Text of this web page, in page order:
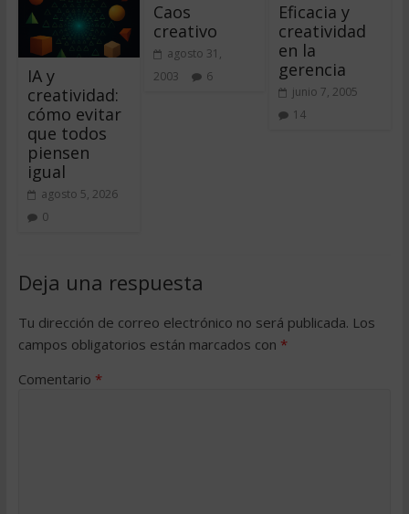
IA y
creatividad:
cómo evitar
que todos
piensen
igual
agosto 5, 2026
0
Caos
creativo
agosto 31,
2003
6
Eficacia y
creatividad
en la
gerencia
junio 7, 2005
14
Deja una respuesta
Tu dirección de correo electrónico no será publicada. Los
campos obligatorios están marcados con *
Comentario *